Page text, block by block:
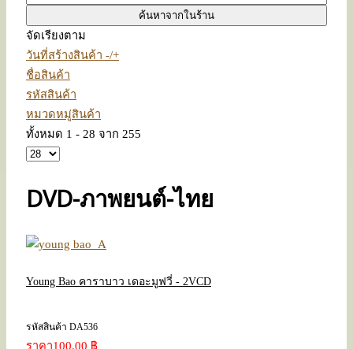
จัดเรียงตาม
วันที่สร้างสินค้า -/+
ชื่อสินค้า
รหัสสินค้า
หมวดหมู่สินค้า
ทั้งหมด 1 - 28 จาก 255
DVD-ภาพยนต์-ไทย
Young Bao คาราบาว เดอะมูฟวี่ - 2VCD
รหัสสินค้า DA536
ราคา100.00 ฿